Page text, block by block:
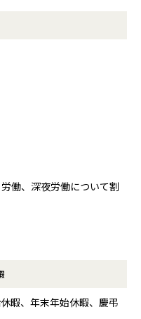
働、深夜労働について割
暇、年末年始休暇、慶弔